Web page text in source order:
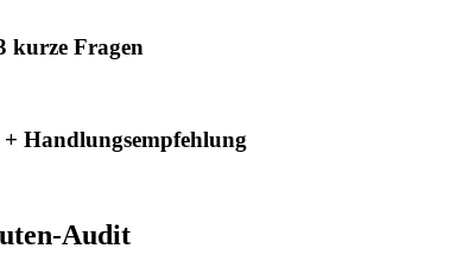
kurze Fragen
Handlungsempfehlung
Audit